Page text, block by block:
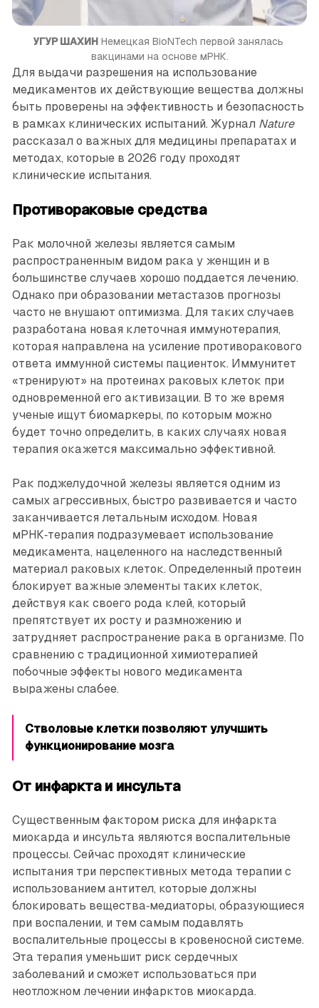
УГУР ШАХИН Немецкая BioNTech первой занялась
вакцинами на основе мРНК.
Для выдачи разрешения на использование
медикаментов их действующие вещества должны
быть проверены на эффективность и безопасность
в рамках клинических испытаний. Журнал Nature
рассказал о важных для медицины препаратах и
методах, которые в 2026 году проходят
клинические испытания.
Противораковые средства
Рак молочной железы является самым
распространенным видом рака у женщин и в
большинстве случаев хорошо поддается лечению.
Однако при образовании метастазов прогнозы
часто не внушают оптимизма. Для таких случаев
разработана новая клеточная иммунотерапия,
которая направлена на усиление противоракового
ответа иммунной системы пациенток. Иммунитет
«тренируют» на протеинах раковых клеток при
одновременной его активизации. В то же время
ученые ищут биомаркеры, по которым можно
будет точно определить, в каких случаях новая
терапия окажется максимально эффективной.
Рак поджелудочной железы является одним из
самых агрессивных, быстро развивается и часто
заканчивается летальным исходом. Новая
мРНК‑терапия подразумевает использование
медикамента, нацеленного на наследственный
материал раковых клеток. Определенный протеин
блокирует важные элементы таких клеток,
действуя как своего рода клей, который
препятствует их росту и размножению и
затрудняет распространение рака в организме. По
сравнению с традиционной химиотерапией
побочные эффекты нового медикамента
выражены слабее.
Стволовые клетки позволяют улучшить
функционирование мозга
От инфаркта и инсульта
Существенным фактором риска для инфаркта
миокарда и инсульта являются воспалительные
процессы. Сейчас проходят клинические
испытания три перспективных метода терапии с
использованием антител, которые должны
блокировать вещества‑медиаторы, образующиеся
при воспалении, и тем самым подавлять
воспалительные процессы в кровеносной системе.
Эта терапия уменьшит риск сердечных
заболеваний и сможет использоваться при
неотложном лечении инфарктов миокарда.